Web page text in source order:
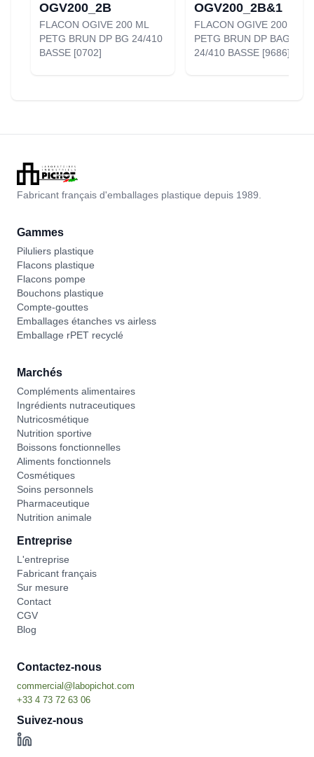
OGV200_2B
FLACON OGIVE 200 ML
PETG BRUN DP BG 24/410
BASSE [0702]
OGV200_2B&1
FLACON OGIVE 200 ML
PETG BRUN DP BAGUE
24/410 BASSE [9686]
Fabricant français d'emballages plastique depuis 1989.
Gammes
Piluliers plastique
Flacons plastique
Flacons pompe
Bouchons plastique
Compte-gouttes
Emballages étanches vs airless
Emballage rPET recyclé
Marchés
Compléments alimentaires
Ingrédients nutraceutiques
Nutricosmétique
Nutrition sportive
Boissons fonctionnelles
Aliments fonctionnels
Cosmétiques
Soins personnels
Pharmaceutique
Nutrition animale
Entreprise
L'entreprise
Fabricant français
Sur mesure
Contact
CGV
Blog
Contactez-nous
Suivez-nous